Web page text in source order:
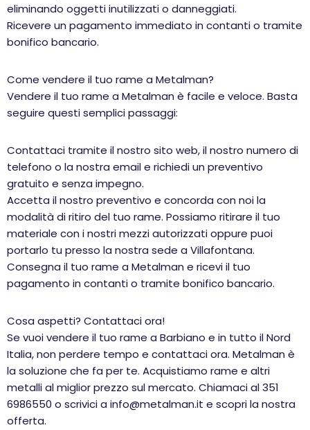
eliminando oggetti inutilizzati o danneggiati.
Ricevere un pagamento immediato in contanti o tramite
bonifico bancario.
Come vendere il tuo rame a Metalman?
Vendere il tuo rame a Metalman è facile e veloce. Basta
seguire questi semplici passaggi:
Contattaci tramite il nostro sito web, il nostro numero di
telefono o la nostra email e richiedi un preventivo
gratuito e senza impegno.
Accetta il nostro preventivo e concorda con noi la
modalità di ritiro del tuo rame. Possiamo ritirare il tuo
materiale con i nostri mezzi autorizzati oppure puoi
portarlo tu presso la nostra sede a Villafontana.
Consegna il tuo rame a Metalman e ricevi il tuo
pagamento in contanti o tramite bonifico bancario.
Cosa aspetti? Contattaci ora!
Se vuoi vendere il tuo rame a Barbiano e in tutto il Nord
Italia, non perdere tempo e contattaci ora. Metalman è
la soluzione che fa per te. Acquistiamo rame e altri
metalli al miglior prezzo sul mercato. Chiamaci al 351
6986550 o scrivici a info@metalman.it e scopri la nostra
offerta.